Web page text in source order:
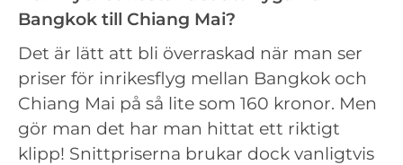
Bangkok till Chiang Mai?
Det är lätt att bli överraskad när man ser
priser för inrikesflyg mellan Bangkok och
Chiang Mai på så lite som 160 kronor. Men
gör man det har man hittat ett riktigt
klipp! Snittpriserna brukar dock vanligtvis